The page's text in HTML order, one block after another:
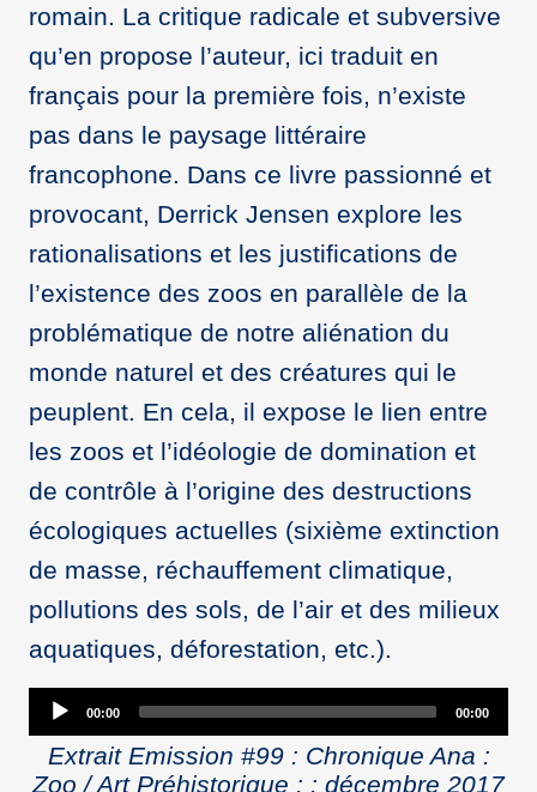
romain. La critique radicale et subversive
qu’en propose l’auteur, ici traduit en
français pour la première fois, n’existe
pas dans le paysage littéraire
francophone. Dans ce livre passionné et
provocant, Derrick Jensen explore les
rationalisations et les justifications de
l’existence des zoos en parallèle de la
problématique de notre aliénation du
monde naturel et des créatures qui le
peuplent. En cela, il expose le lien entre
les zoos et l’idéologie de domination et
de contrôle à l’origine des destructions
écologiques actuelles (sixième extinction
de masse, réchauffement climatique,
pollutions des sols, de l’air et des milieux
aquatiques, déforestation, etc.).
Audio
Player
00:00 00:00
Extrait Emission #99 : Chronique Ana :
Zoo / Art Préhistorique : : décembre 2017